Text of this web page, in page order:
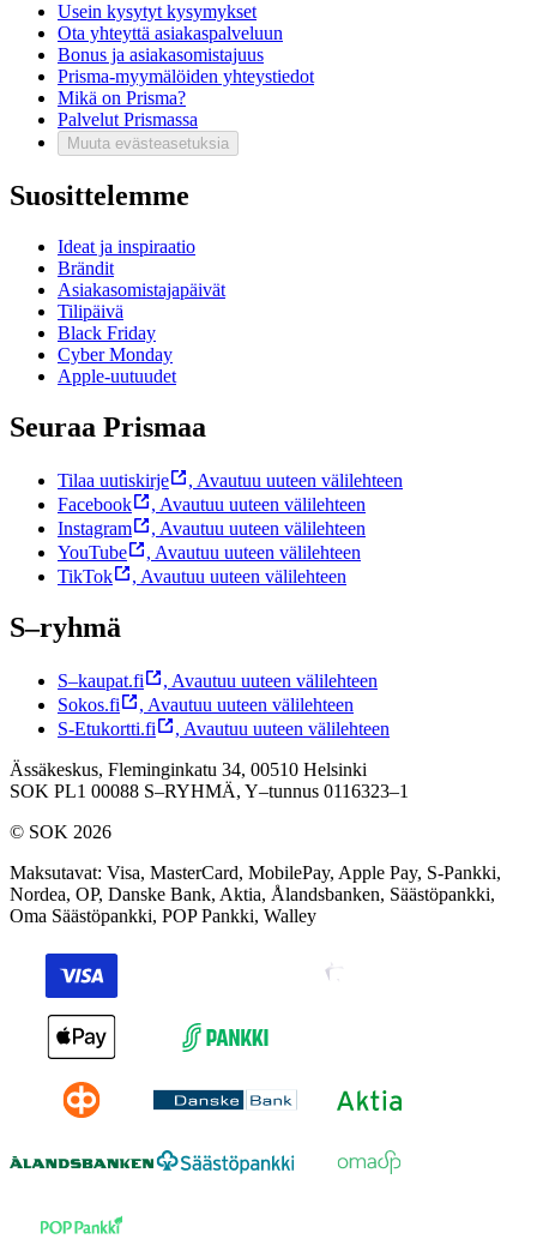
Usein kysytyt kysymykset
Ota yhteyttä asiakaspalveluun
Bonus ja asiakasomistajuus
Prisma-myymälöiden yhteystiedot
Mikä on Prisma?
Palvelut Prismassa
Muuta evästeasetuksia
Suosittelemme
Ideat ja inspiraatio
Brändit
Asiakasomistajapäivät
Tilipäivä
Black Friday
Cyber Monday
Apple-uutuudet
Seuraa Prismaa
Tilaa uutiskirje , Avautuu uuteen välilehteen
Facebook
, Avautuu uuteen välilehteen
Instagram
, Avautuu uuteen välilehteen
YouTube
, Avautuu uuteen välilehteen
TikTok
, Avautuu uuteen välilehteen
S–ryhmä
S–kaupat.fi , Avautuu uuteen välilehteen
Sokos.fi
, Avautuu uuteen välilehteen
S-Etukortti.fi
, Avautuu uuteen välilehteen
Ässäkeskus, Fleminginkatu 34, 00510 Helsinki
SOK PL1 00088 S–RYHMÄ, Y–tunnus 0116323–1
© SOK 2026
Maksutavat: Visa, MasterCard, MobilePay, Apple Pay, S-Pankki,
Nordea, OP, Danske Bank, Aktia, Ålandsbanken, Säästöpankki,
Oma Säästöpankki, POP Pankki, Walley